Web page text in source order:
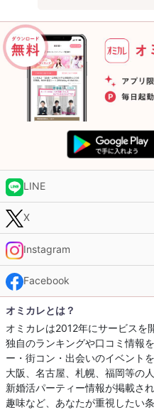
LINE
X
Instagram
Facebook
オミカレとは？
オミカレは2012年にサービスを
独自のランキングや口コミ情報
ー・街コン・出会いのイベント
大阪、名古屋、札幌、福岡等の
新婚活パーティー情報が掲載さ
趣味など、あなたが重視したい